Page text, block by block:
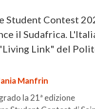
Student Contest
il Sudafrica.
Link" del
Manfrin
la 21ª edizione